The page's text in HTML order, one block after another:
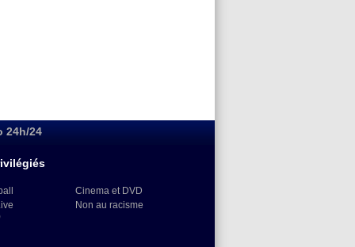
24h/24
Cinema et DVD
Non au racisme